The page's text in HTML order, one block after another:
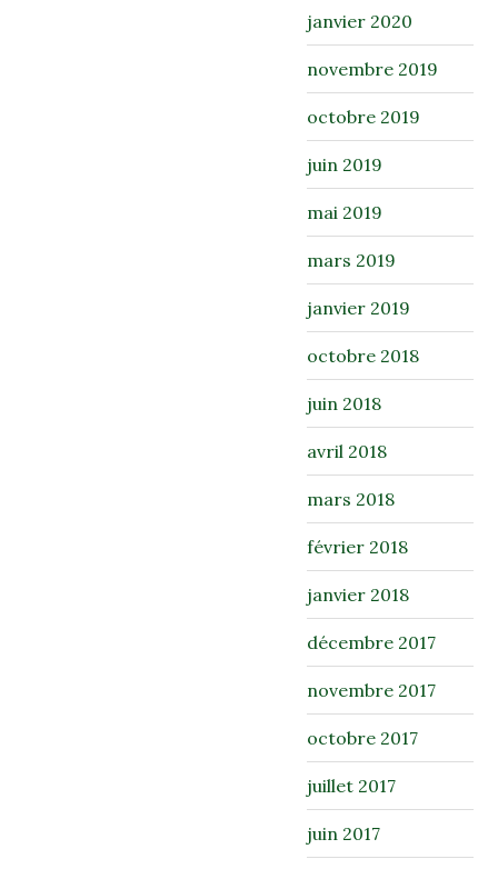
janvier 2020
novembre 2019
octobre 2019
juin 2019
mai 2019
mars 2019
janvier 2019
octobre 2018
juin 2018
avril 2018
mars 2018
février 2018
janvier 2018
décembre 2017
novembre 2017
octobre 2017
juillet 2017
juin 2017